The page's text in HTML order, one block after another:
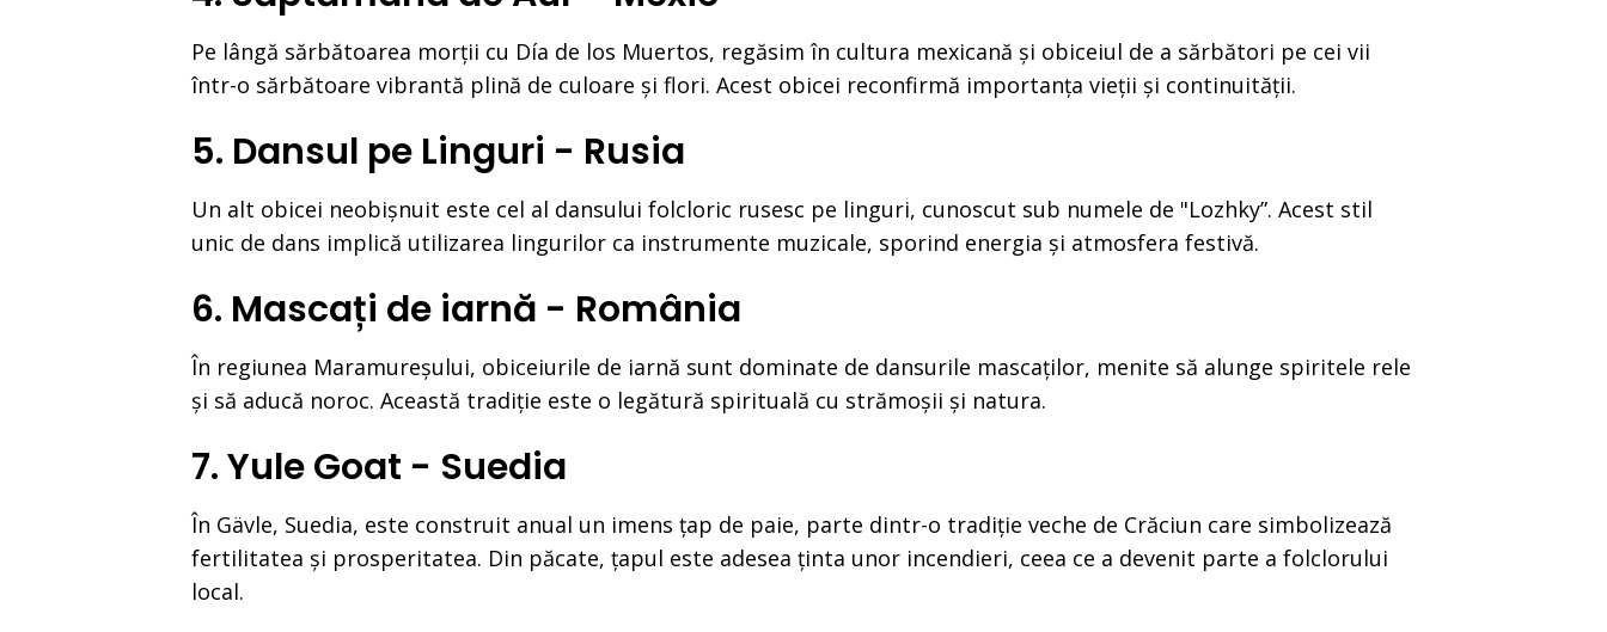
Pe lângă sărbătoarea morții cu Día de los Muertos, regăsim în cultura mexicană și obiceiul de a sărbători pe cei vii
într-o sărbătoare vibrantă plină de culoare și flori. Acest obicei reconfirmă importanța vieții și continuității.
5. Dansul pe Linguri - Rusia
Un alt obicei neobișnuit este cel al dansului folcloric rusesc pe linguri, cunoscut sub numele de "Lozhky”. Acest stil
unic de dans implică utilizarea lingurilor ca instrumente muzicale, sporind energia și atmosfera festivă.
6. Mascați de iarnă - România
În regiunea Maramureșului, obiceiurile de iarnă sunt dominate de dansurile mascaților, menite să alunge spiritele rele
și să aducă noroc. Această tradiție este o legătură spirituală cu strămoșii și natura.
7. Yule Goat - Suedia
În Gävle, Suedia, este construit anual un imens țap de paie, parte dintr-o tradiție veche de Crăciun care simbolizează
fertilitatea și prosperitatea. Din păcate, țapul este adesea ținta unor incendieri, ceea ce a devenit parte a folclorului
local.